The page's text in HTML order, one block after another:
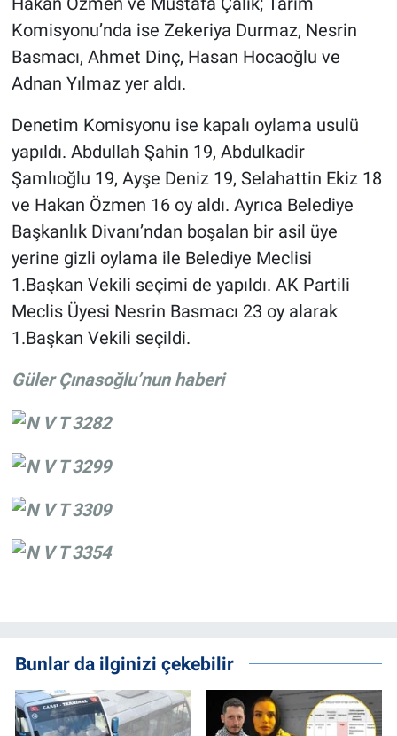
Komisyonu’nda ise Zekeriya Durmaz, Nesrin
Basmacı, Ahmet Dinç, Hasan Hocaoğlu ve
Adnan Yılmaz yer aldı.
Denetim Komisyonu ise kapalı oylama usulü
yapıldı. Abdullah Şahin 19, Abdulkadir
Şamlıoğlu 19, Ayşe Deniz 19, Selahattin Ekiz 18
ve Hakan Özmen 16 oy aldı. Ayrıca Belediye
Başkanlık Divanı’ndan boşalan bir asil üye
yerine gizli oylama ile Belediye Meclisi
1.Başkan Vekili seçimi de yapıldı. AK Partili
Meclis Üyesi Nesrin Basmacı 23 oy alarak
1.Başkan Vekili seçildi.
Güler Çınasoğlu’nun haberi
Bunlar da ilginizi çekebilir